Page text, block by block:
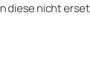
diese nicht